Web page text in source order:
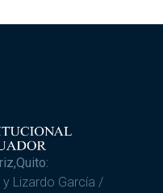
Lizardo García /